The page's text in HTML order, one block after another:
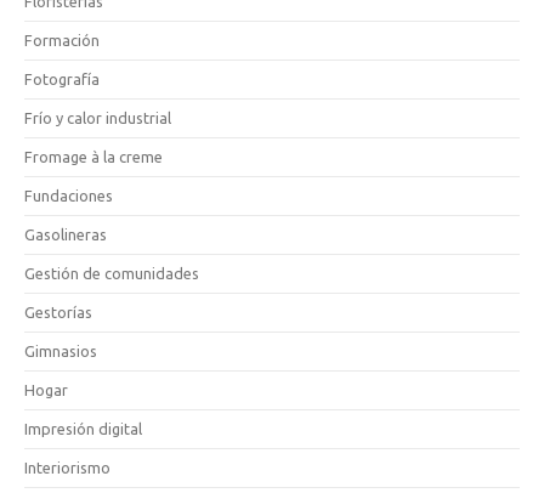
Formación
Fotografía
Frío y calor industrial
Fromage à la creme
Fundaciones
Gasolineras
Gestión de comunidades
Gestorías
Gimnasios
Hogar
Impresión digital
Interiorismo